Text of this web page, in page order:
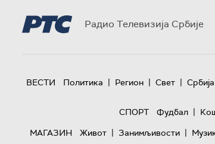
Радио Телевизија Србије
ВЕСТИ Политика | Регион | Свет |
СПОРТ
Фудбал |
МАГАЗИН
Живот | Занимљивости |